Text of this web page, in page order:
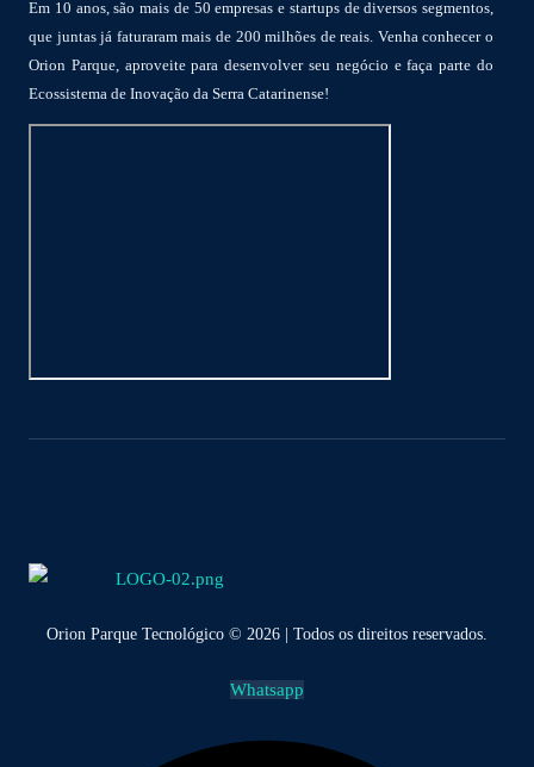
Em 10 anos, são mais de 50 empresas e startups de diversos segmentos,
que juntas já faturaram mais de 200 milhões de reais. Venha conhecer o
Orion Parque, aproveite para desenvolver seu negócio e faça parte do
Ecossistema de Inovação da Serra Catarinense!
Orion Parque Tecnológico © 2026 | Todos os direitos reservados.
Whatsapp